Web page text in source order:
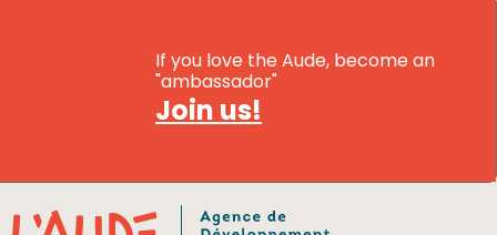
If you love the Aude, become an
"ambassador"
Join us!